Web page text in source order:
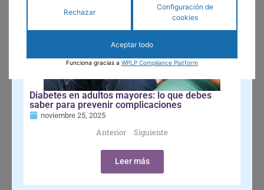
Diabetes en adultos mayores: lo que debes
saber para prevenir complicaciones
noviembre 25, 2025
Anterior Siguiente
Leer más
Rechazar
Configuración de
cookies
Aceptar todo
Funciona gracias a WPLP Compliance Platform